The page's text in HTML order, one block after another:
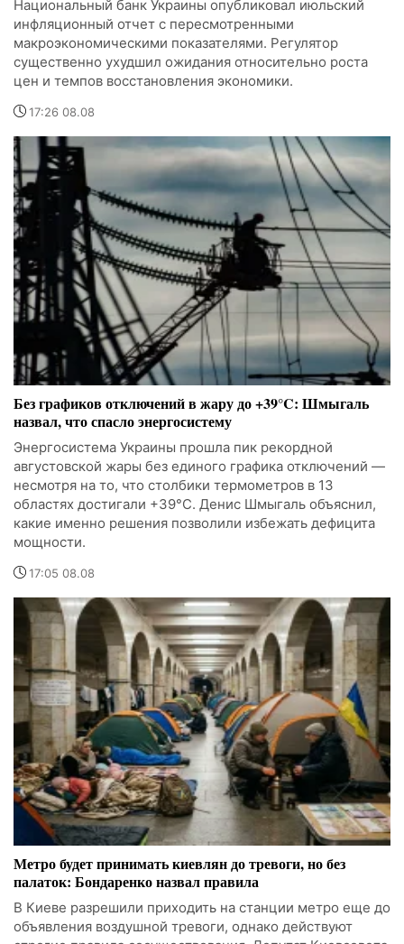
Национальный банк Украины опубликовал июльский
инфляционный отчет с пересмотренными
макроэкономическими показателями. Регулятор
существенно ухудшил ожидания относительно роста
цен и темпов восстановления экономики.
17:26 08.08
Без графиков отключений в жару до +39°C: Шмыгаль
назвал, что спасло энергосистему
Энергосистема Украины прошла пик рекордной
августовской жары без единого графика отключений —
несмотря на то, что столбики термометров в 13
областях достигали +39°C. Денис Шмыгаль объяснил,
какие именно решения позволили избежать дефицита
мощности.
17:05 08.08
Метро будет принимать киевлян до тревоги, но без
палаток: Бондаренко назвал правила
В Киеве разрешили приходить на станции метро еще до
объявления воздушной тревоги, однако действуют